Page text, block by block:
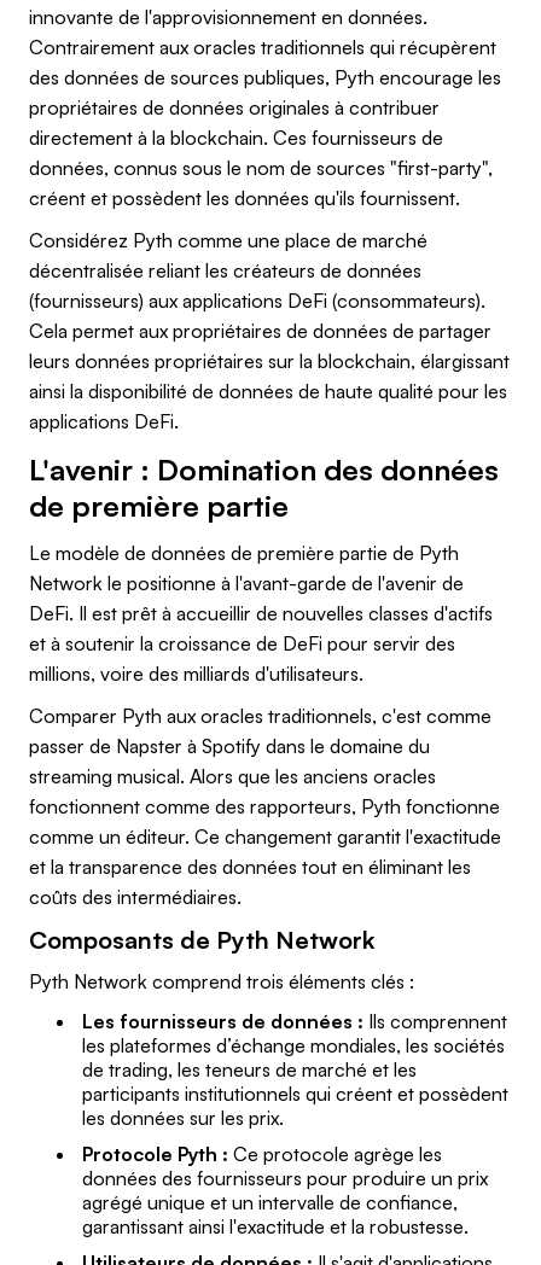
innovante de l'approvisionnement en données.
Contrairement aux oracles traditionnels qui récupèrent
des données de sources publiques, Pyth encourage les
propriétaires de données originales à contribuer
directement à la blockchain. Ces fournisseurs de
données, connus sous le nom de sources "first-party",
créent et possèdent les données qu'ils fournissent.
Considérez Pyth comme une place de marché
décentralisée reliant les créateurs de données
(fournisseurs) aux applications DeFi (consommateurs).
Cela permet aux propriétaires de données de partager
leurs données propriétaires sur la blockchain, élargissant
ainsi la disponibilité de données de haute qualité pour les
applications DeFi.
L'avenir : Domination des données
de première partie
Le modèle de données de première partie de Pyth
Network le positionne à l'avant-garde de l'avenir de
DeFi. Il est prêt à accueillir de nouvelles classes d'actifs
et à soutenir la croissance de DeFi pour servir des
millions, voire des milliards d'utilisateurs.
Comparer Pyth aux oracles traditionnels, c'est comme
passer de Napster à Spotify dans le domaine du
streaming musical. Alors que les anciens oracles
fonctionnent comme des rapporteurs, Pyth fonctionne
comme un éditeur. Ce changement garantit l'exactitude
et la transparence des données tout en éliminant les
coûts des intermédiaires.
Composants de Pyth Network
Pyth Network comprend trois éléments clés :
Les fournisseurs de données : Ils comprennent
les plateformes d’échange mondiales, les sociétés
de trading, les teneurs de marché et les
participants institutionnels qui créent et possèdent
les données sur les prix.
Protocole Pyth : Ce protocole agrège les
données des fournisseurs pour produire un prix
agrégé unique et un intervalle de confiance,
garantissant ainsi l'exactitude et la robustesse.